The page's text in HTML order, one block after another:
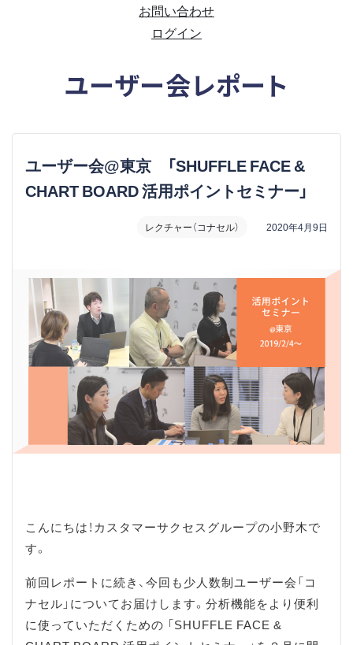
お問い合わせ
ログイン
ユーザー会レポート
ユーザー会@東京 「SHUFFLE FACE &
CHART BOARD 活用ポイントセミナー」
2020年4月9日
レクチャー（コナセル）
こんにちは！カスタマーサクセスグループの小野木で
す。
前回レポートに続き、今回も少人数制ユーザー会「コ
ナセル」についてお届けします。分析機能をより便利
に使っていただくための 「SHUFFLE FACE &